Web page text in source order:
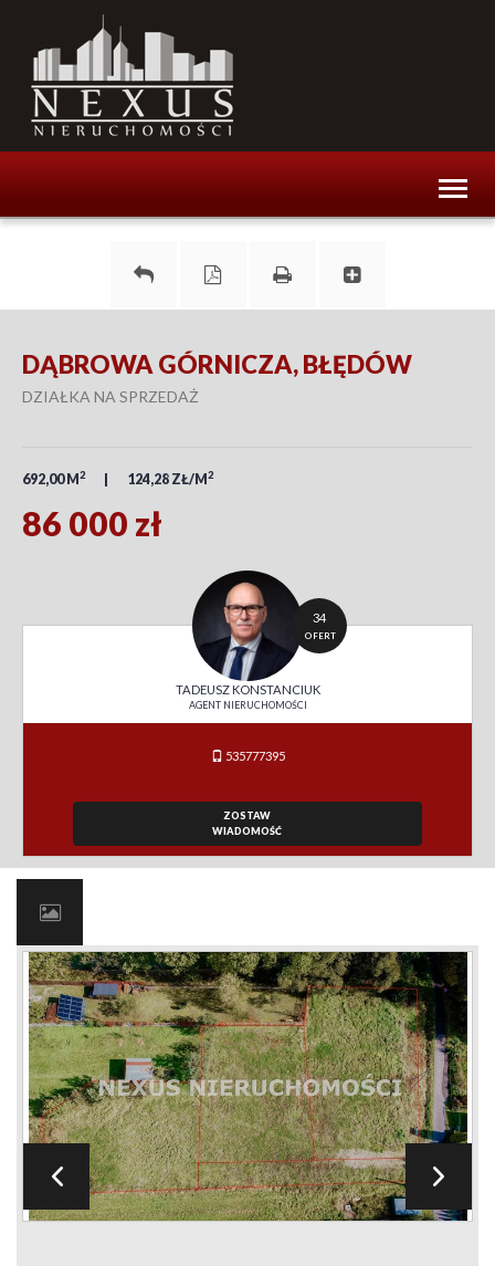
DĄBROWA GÓRNICZA, BŁĘDÓW
DZIAŁKA NA SPRZEDAŻ
692,00 M 2 124,28 ZŁ/M 2
86 000 zł
34
OFERT
TADEUSZ KONSTANCIUK
AGENT NIERUCHOMOŚCI
535777395
ZOSTAW
WIADOMOŚĆ